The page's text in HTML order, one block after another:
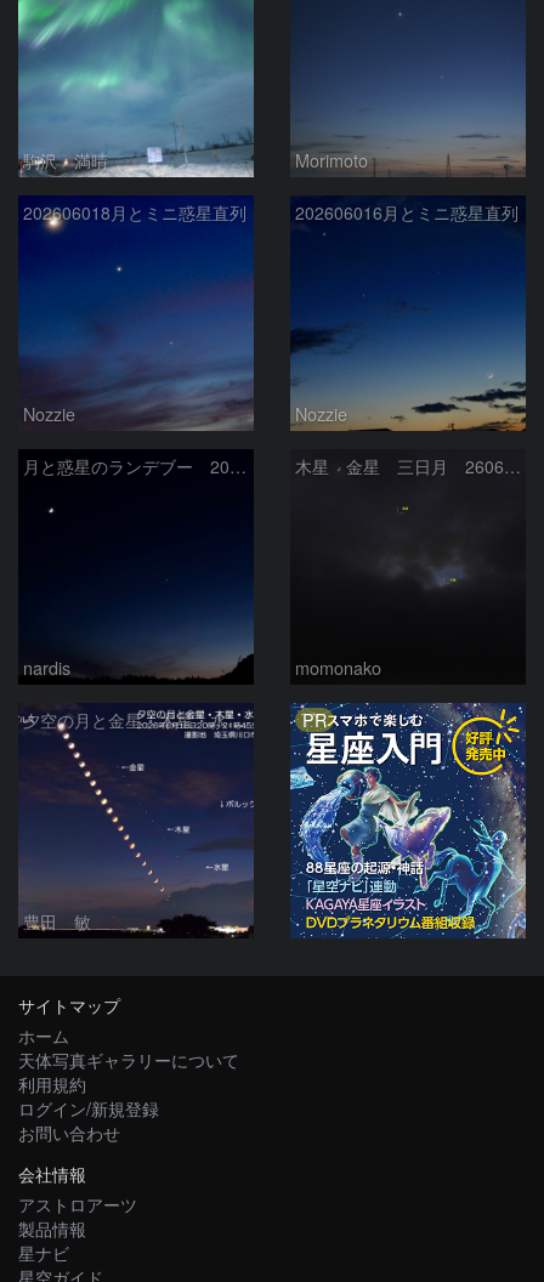
駒沢 満晴 Morimoto
202606018月とミニ惑星直列
Nozzie
202606016月とミニ惑星直列
Nozzie
月と惑星のランデブー 2026/06/19
nardis
木星 金星 三日月 260618
momonako
夕空の月と金星・木星・水星の接近 2026/6/18
豊田 敏
PR
サイトマップ
ホーム
天体写真ギャラリーについて
利用規約
ログイン/新規登録
お問い合わせ
会社情報
アストロアーツ
製品情報
星ナビ
星空ガイド